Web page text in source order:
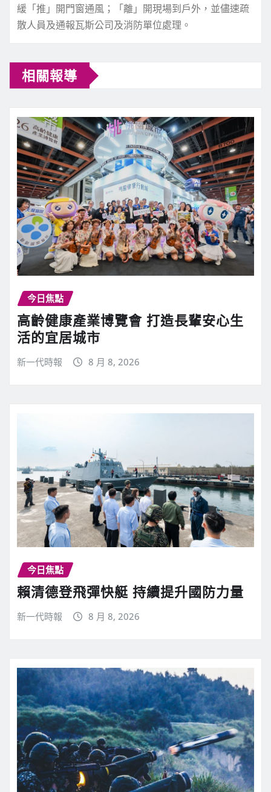
緩「推」開門窗通風；「離」開現場到戶外，並儘速疏
散人員及通報瓦斯公司及消防單位處理。
相關報導
今日焦點
高齡健康產業博覽會 打造長輩安心生
活的宜居城市
新一代時報 8 月 8, 2026
今日焦點
賴清德登飛彈快艇 持續提升國防力量
新一代時報 8 月 8, 2026